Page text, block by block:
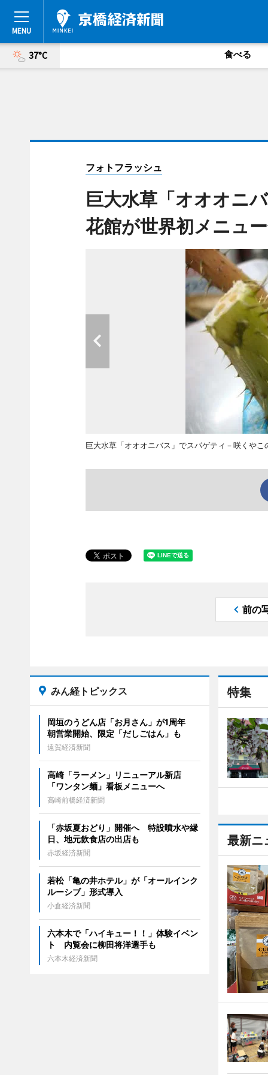
37°C 食べる
フォトフラッシュ
巨大水草「オオオニ
花館が世界初メニュ
巨大水草「オオオニバス」でスパゲティ－咲くや
前の
特集
最新ニ
みん経トピックス
岡垣のうどん店「お月さん」が1周年
朝営業開始、限定「だしごはん」も
遠賀経済新聞
高崎「ラーメン」リニューアル新店
「ワンタン麺」看板メニューへ
高崎前橋経済新聞
「赤坂夏おどり」開催へ 特設噴水や縁
日、地元飲食店の出店も
赤坂経済新聞
若松「亀の井ホテル」が「オールインク
ルーシブ」形式導入
小倉経済新聞
六本木で「ハイキュー！！」体験イベン
ト 内覧会に柳田将洋選手も
六本木経済新聞